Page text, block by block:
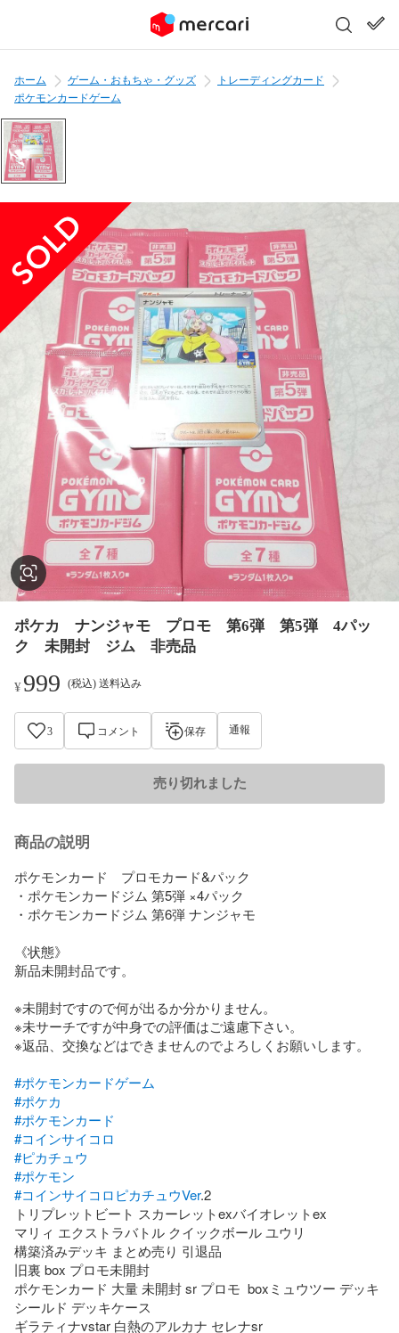
ホーム ゲーム・おもちゃ・グッズ
トレーディングカード
ポケモンカードゲーム
ポケカ ナンジャモ プロモ 第6弾 第5弾 4パッ
ク 未開封 ジム 非売品
¥999 (税込) 送料込み
3 コメント 保存 通報
売り切れました
商品の説明
ポケモンカード　プロモカード&パック
・ポケモンカードジム 第5弾 ×4パック
・ポケモンカードジム 第6弾 ナンジャモ
《状態》
新品未開封品です。
※未開封ですので何が出るか分かりません。
※未サーチですが中身での評価はご遠慮下さい。
※返品、交換などはできませんのでよろしくお願いします。
#ポケモンカードゲーム
#ポケカ
#ポケモンカード
#コインサイコロ
#ピカチュウ
#ポケモン
#コインサイコロピカチュウVer.2
トリプレットビート スカーレットexバイオレットex
マリィ エクストラバトル クイックボール ユウリ
構築済みデッキ まとめ売り 引退品
旧裏 box プロモ未開封
ポケモンカード 大量 未開封 sr プロモ  boxミュウツー デッキ
シールド デッキケース